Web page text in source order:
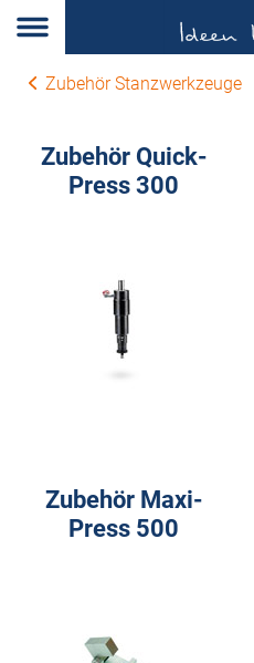
Zubehör Stanzwerkzeuge
Zubehör Quick-
Press 300
Zubehör Maxi-
Press 500